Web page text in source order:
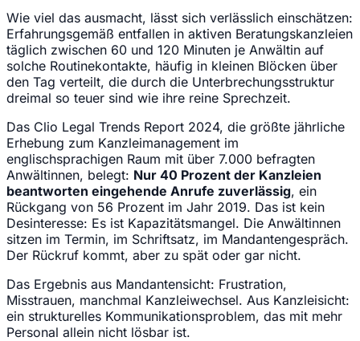
Wie viel das ausmacht, lässt sich verlässlich einschätzen:
Erfahrungsgemäß entfallen in aktiven Beratungskanzleien
täglich zwischen 60 und 120 Minuten je Anwältin auf
solche Routinekontakte, häufig in kleinen Blöcken über
den Tag verteilt, die durch die Unterbrechungsstruktur
dreimal so teuer sind wie ihre reine Sprechzeit.
Das Clio Legal Trends Report 2024, die größte jährliche
Erhebung zum Kanzleimanagement im
englischsprachigen Raum mit über 7.000 befragten
Anwältinnen, belegt: Nur 40 Prozent der Kanzleien
beantworten eingehende Anrufe zuverlässig, ein
Rückgang von 56 Prozent im Jahr 2019. Das ist kein
Desinteresse: Es ist Kapazitätsmangel. Die Anwältinnen
sitzen im Termin, im Schriftsatz, im Mandantengespräch.
Der Rückruf kommt, aber zu spät oder gar nicht.
Das Ergebnis aus Mandantensicht: Frustration,
Misstrauen, manchmal Kanzleiwechsel. Aus Kanzleisicht:
ein strukturelles Kommunikationsproblem, das mit mehr
Personal allein nicht lösbar ist.